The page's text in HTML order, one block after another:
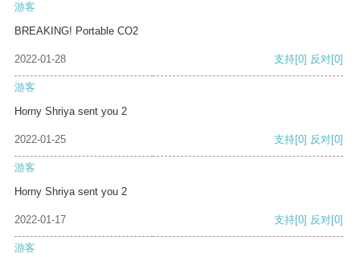
游客
BREAKING! Portable CO2
2022-01-28 支持[0] 反对[0]
游客
Horny Shriya sent you 2
2022-01-25 支持[0] 反对[0]
游客
Horny Shriya sent you 2
2022-01-17 支持[0] 反对[0]
游客